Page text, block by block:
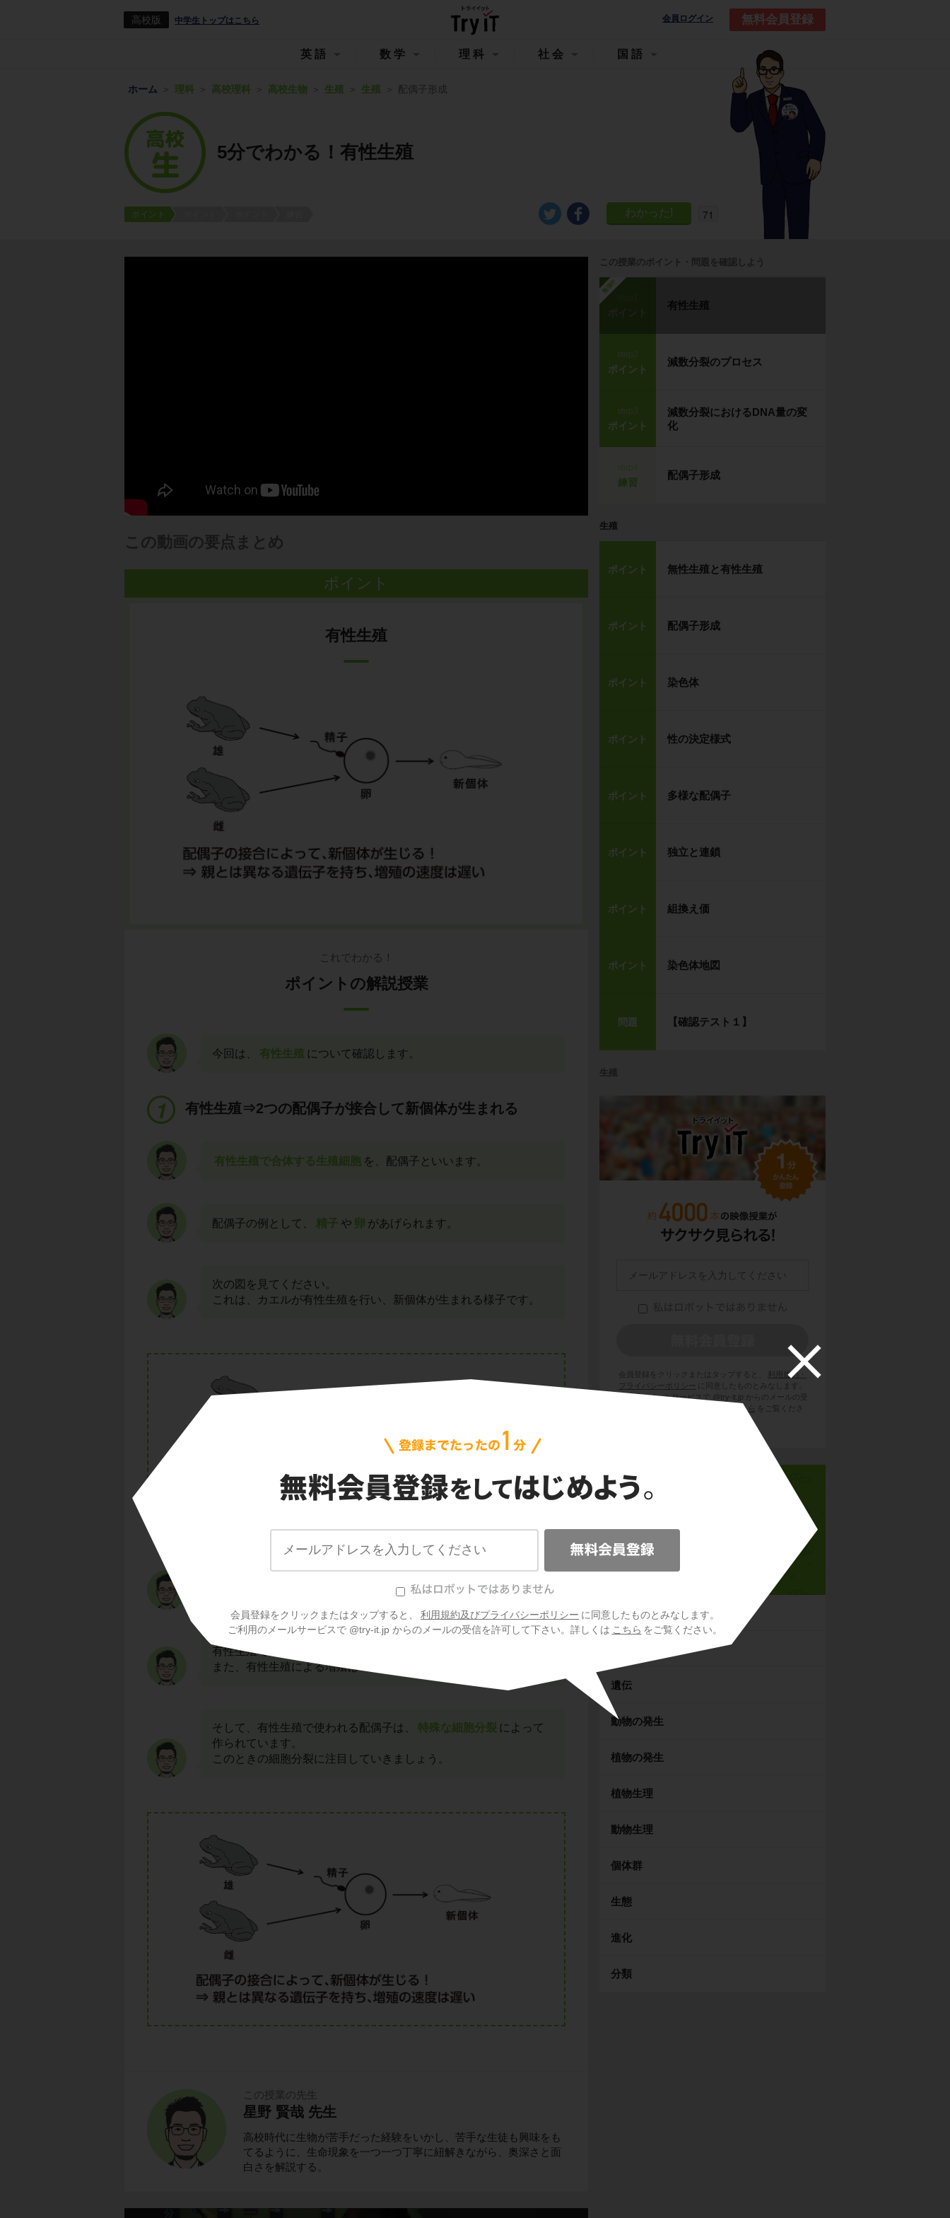
高校版 中学生トップはこちら 会員ログイン 無料会員登録
会員登録をクリックまたはタップすると、 利用規約及びプライバシーポリシー に同意したものとみなします。
ご利用のメールサービスで @try-it.jp からのメールの受信を許可して下さい。詳しくは こちら をご覧ください。
英語 数学 理科 社会 国語
ホーム 理科 高校理科 高校生物 生殖 生殖 配偶子形成
5分でわかる！有性生殖
ポイント 71
この動画の要点まとめ
ポイント
有性生殖
これでわかる！
ポイントの解説授業
今回は、 有性生殖 について確認します。
有性生殖⇒2つの配偶子が接合して新個体が生まれる
有性生殖で合体する生殖細胞 を、配偶子といいます。
配偶子の例として、 精子 や 卵 があげられます。
次の図を見てください。
これは、カエルが有性生殖を行い、新個体が生まれる様子です。
精子と卵が接合することによって、新個体のおたまじゃくしが生ま
有性生殖で生まれた新個体は
また、有性生殖による増殖は
そして、有性生殖で使われる配偶子は、 特殊な細胞分裂 によって
作られています。
このときの細胞分裂に注目していきましょう。
この授業の先生
星野 賢哉 先生
高校時代に生物が苦手だった経験をいかし、苦手な生徒も興味をも
てるように、生命現象を一つ一つ丁寧に紐解きながら、奥深さと面
白さを解説する。
この授業のポイント・問題を確認しよう
勉強中
ポイント
有性生殖
step2
ポイント
減数分裂のプロセス
step3
ポイント
減数分裂におけるDNA量の変
化
練習
配偶子形成
生殖
ポイント 無性生殖と有性生殖
ポイント 配偶子形成
ポイント 染色体
ポイント 性の決定様式
ポイント 多様な配偶子
ポイント 独立と連鎖
ポイント 組換え価
ポイント 染色体地図
問題 【確認テスト１】
生殖
会員登録をクリックまたはタップすると、
利用規約・
プライバシーポリシー
に同意したものとみなします。
ご利用のメールサービスで @try-it.jp からのメールの受
こちら
をご覧くださ
高校生物
細胞
遺伝
動物の発生
植物の発生
植物生理
動物生理
個体群
生態
進化
分類